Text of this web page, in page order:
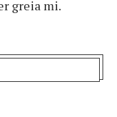
greia mi.